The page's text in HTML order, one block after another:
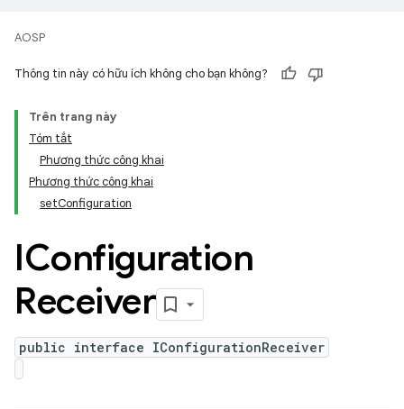
AOSP
Thông tin này có hữu ích không cho bạn không?
Trên trang này
Tóm tắt
Phương thức công khai
Phương thức công khai
setConfiguration
IConfiguration
Receiver
public interface IConfigurationReceiver